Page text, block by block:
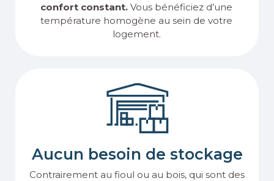
confort constant. Vous bénéficiez d’une
température homogène au sein de votre
logement.
Aucun besoin de stockage
Contrairement au fioul ou au bois, qui sont des